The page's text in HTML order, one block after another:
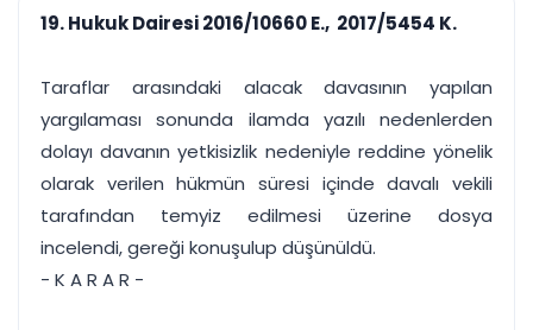
Duruşma ve görev
takvimi
Bildirim
takibi
rapor
Tek panelde uçtan uca yönetim
UYAP & UETS entegrasyonundan finansa, hepsi bir arada.
Tüm özellikleri inceleyin Ücretsiz Başlayın
19. Hukuk Dairesi 2016/10660 E., 2017/5454 K.
Taraflar arasındaki alacak davasının yapılan
yargılaması sonunda ilamda yazılı nedenlerden
dolayı davanın yetkisizlik nedeniyle reddine yönelik
olarak verilen hükmün süresi içinde davalı vekili
tarafından temyiz edilmesi üzerine dosya
incelendi, gereği konuşulup düşünüldü.
- K A R A R -